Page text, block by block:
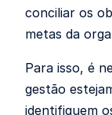
conciliar os
metas da
Para isso, é
gestão
identifiquem